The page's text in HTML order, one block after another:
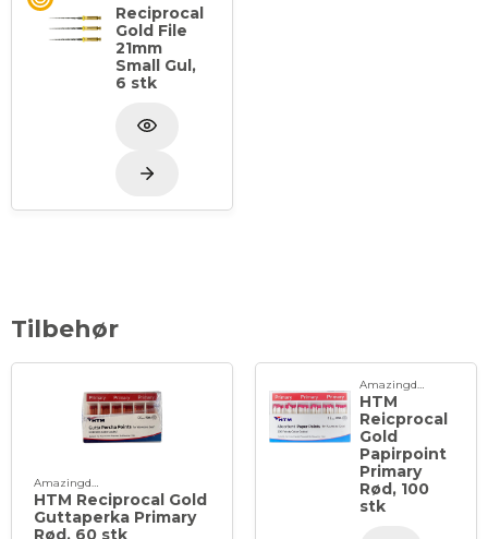
Reciprocal
Gold File
21mm
Small Gul,
6 stk
Tilbehør
Amazingdent
HTM Reciprocal Gold
Guttaperka Primary
Rød, 60 stk
HTM
Reicprocal
Gold
Papirpoint
Primary
Rød, 100
stk